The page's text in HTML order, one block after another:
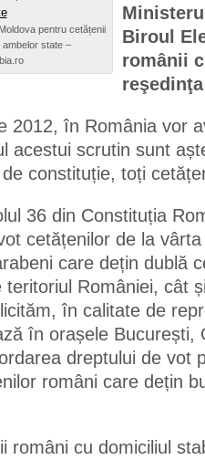
pentru cetățenii
ambelor state –
Biroul
românii
2012, în România vor
acestui scrutin sunt
constituție, toți
36 din Constituția
cetățenilor de la
care dețin dublă
teritoriul României, cât
în calitate de
în orașele București,
dreptului de vot
români care dețin
români cu domiciliul